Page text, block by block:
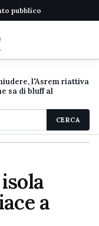
pubblico
l'Asrem riattiva
sa di bluff al
CERCA
a